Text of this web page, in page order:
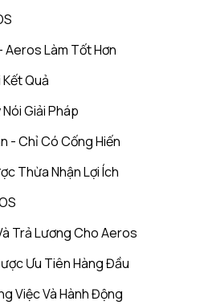
Aeros Làm Tốt Hơn
Quả
Giải Pháp
- Chỉ Có Cống Hiến
Thừa Nhận Lợi Ích
Trả Lương Cho Aeros
Ưu Tiên Hàng Đầu
Việc Và Hành Động